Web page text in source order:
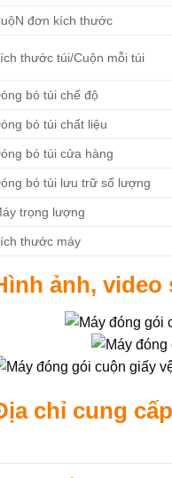
đơn kích thước
thước túi/Cuộn mỗi túi
bó túi chế độ
bó túi chất liệu
bó túi cửa hàng
bó túi lưu trữ số lượng
trọng lượng
thước máy
ảnh, video
chỉ cung cấp